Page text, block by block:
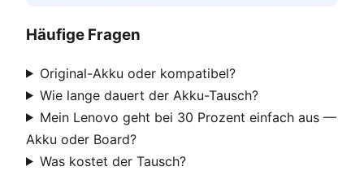
Häufige Fragen
Original-Akku oder kompatibel?
Wie lange dauert der Akku-Tausch?
Mein Lenovo geht bei 30 Prozent einfach aus —
Akku oder Board?
Was kostet der Tausch?